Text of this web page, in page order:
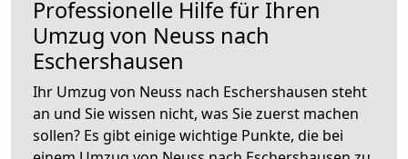
Professionelle Hilfe für Ihren
Umzug von Neuss nach
Eschershausen
Ihr Umzug von Neuss nach Eschershausen steht
an und Sie wissen nicht, was Sie zuerst machen
sollen? Es gibt einige wichtige Punkte, die bei